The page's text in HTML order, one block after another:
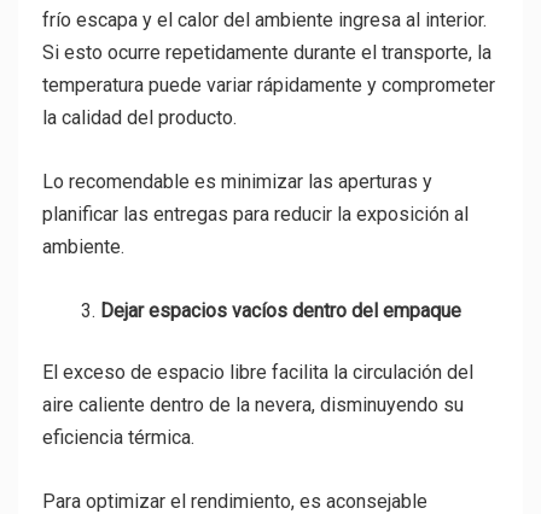
frío escapa y el calor del ambiente ingresa al interior.
Si esto ocurre repetidamente durante el transporte, la
temperatura puede variar rápidamente y comprometer
la calidad del producto.
Lo recomendable es minimizar las aperturas y
planificar las entregas para reducir la exposición al
ambiente.
Dejar espacios vacíos dentro del empaque
El exceso de espacio libre facilita la circulación del
aire caliente dentro de la nevera, disminuyendo su
eficiencia térmica.
Para optimizar el rendimiento, es aconsejable